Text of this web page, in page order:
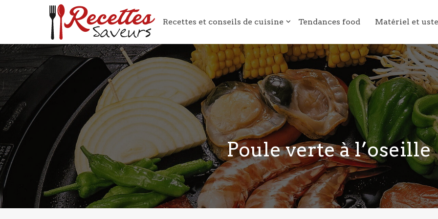
Recettes et conseils de cuisine Tendances food Matériel et
Poule verte à l’oseille